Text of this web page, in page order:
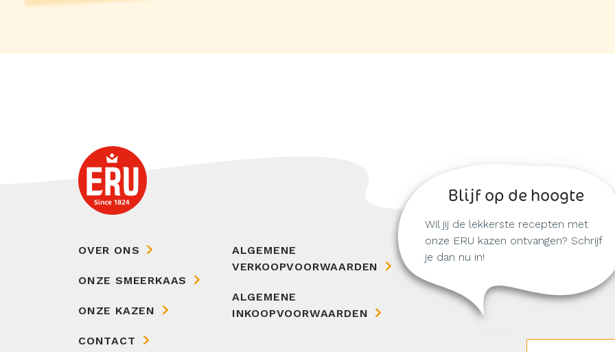
OVER ONS
ONZE SMEERKAAS
ONZE KAZEN
CONTACT
ALGEMENE
VERKOOPVOORWAARDEN
ALGEMENE
INKOOPVOORWAARDEN
Blijf op de hoogte
Wil jij de lekkerste recepten met
onze ERU kazen ontvangen? Schrijf
je dan nu in!